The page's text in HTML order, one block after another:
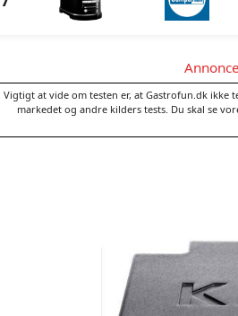
Vigtigt at vide om testen er, at Gastrofun.dk ikke
markedet og andre kilders tests. Du skal se